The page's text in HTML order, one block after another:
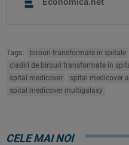
Tags:
birouri transformate in spitale
cladiri de birouri transformate in
spital medicover
spital medicover
spital medicover multigalaxy
CELE MAI NOI